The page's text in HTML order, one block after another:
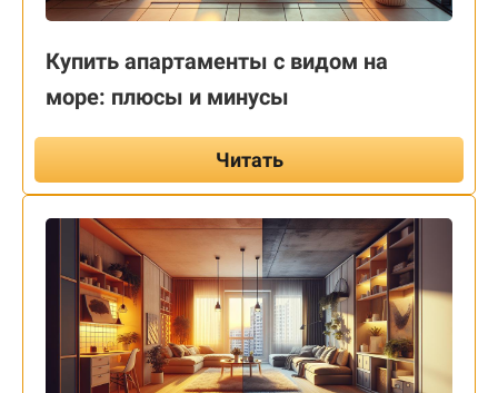
Купить апартаменты с видом на
море: плюсы и минусы
Читать